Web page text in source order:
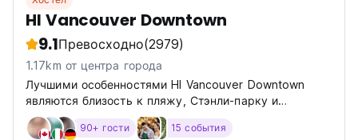
HI Vancouver Downtown
9.1Превосходно(2979)
1.17km от центра города
Лучшими особенностями HI Vancouver Downtown
являются близость к пляжу, Стэнли-парку и
английскому заливу, полностью оборудованная
кухня, уютные номера, гостиная, места для
90+ гости 15 события